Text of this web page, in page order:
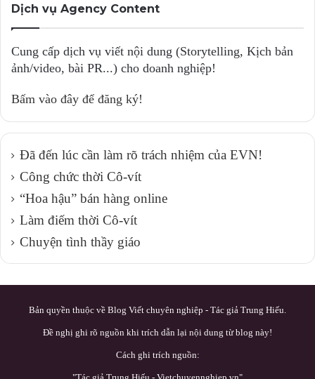
Dịch vụ Agency Content
Cung cấp dịch vụ viết nội dung (Storytelling, Kịch bản
ảnh/video, bài PR...) cho doanh nghiệp!
Bấm vào đây để đăng ký!
Đã đến lúc cần làm rõ trách nhiệm của EVN!
Công chức thời Cô-vít
“Hoa hậu” bán hàng online
Làm điếm thời Cô-vít
Chuyện tình thầy giáo
Bản quyền thuộc về Blog Viết chuyên nghiệp - Tác giả Trung Hiếu.
Đề nghị ghi rõ nguồn khi trích dẫn lại nội dung từ blog này!
Cách ghi trích nguồn: